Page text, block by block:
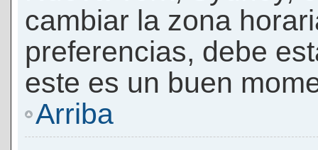
cambiar la zona
preferencias, debe
este es un buen
Arriba